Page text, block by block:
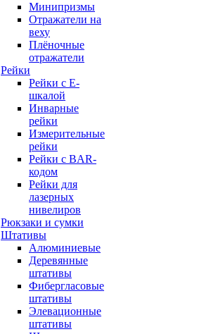
Минипризмы
Отражатели на
веху
Плёночные
отражатели
Рейки
Рейки с E-
шкалой
Инварные
рейки
Измерительные
рейки
Рейки с BAR-
кодом
Рейки для
лазерных
нивелиров
Рюкзаки и сумки
Штативы
Алюминиевые
Деревянные
штативы
Фибергласовые
штативы
Элевационные
штативы